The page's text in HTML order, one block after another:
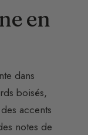
en
dans
boisés,
accents
notes de